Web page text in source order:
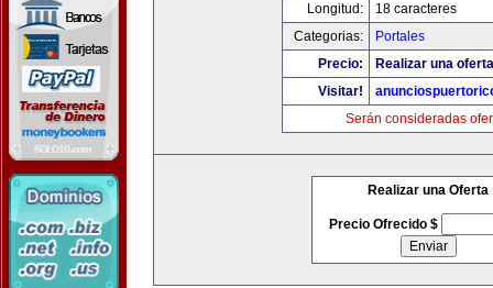
Longitud:
18 caracteres
Categorias:
Portales
Precio:
Realizar una
Visitar!
Serán consideradas
Realizar una Oferta
Precio Ofrecido $